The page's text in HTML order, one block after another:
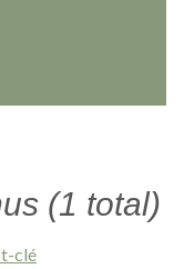
(1 total)
clé